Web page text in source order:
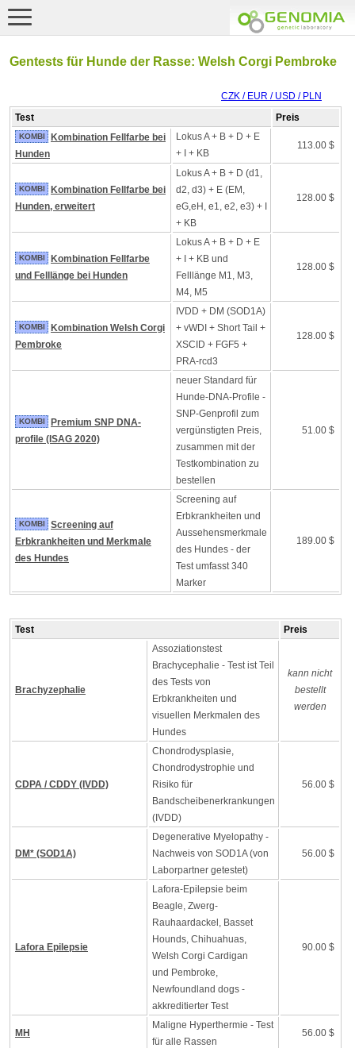
Gentests für Hunde der Rasse: Welsh Corgi Pembroke
CZK / EUR / USD / PLN
Test
Preis
KOMBI
Kombination Fellfarbe bei
Hunden
Lokus A + B + D + E
+ I + KB
113.00 $
KOMBI
Kombination Fellfarbe bei
Hunden, erweitert
Lokus A + B + D (d1,
d2, d3) + E (EM,
eG,eH, e1, e2, e3) + I
+ KB
128.00 $
KOMBI
Kombination Fellfarbe
und Felllänge bei Hunden
Lokus A + B + D + E
+ I + KB und
Felllänge M1, M3,
M4, M5
128.00 $
KOMBI
Kombination Welsh Corgi
Pembroke
IVDD + DM (SOD1A)
+ vWDI + Short Tail +
XSCID + FGF5 +
PRA-rcd3
128.00 $
KOMBI
Premium SNP DNA-
profile (ISAG 2020)
neuer Standard für
Hunde-DNA-Profile -
SNP-Genprofil zum
vergünstigten Preis,
zusammen mit der
Testkombination zu
bestellen
51.00 $
KOMBI
Screening auf
Erbkrankheiten und Merkmale
des Hundes
Screening auf
Erbkrankheiten und
Aussehensmerkmale
des Hundes - der
Test umfasst 340
Marker
189.00 $
Test Preis
Brachyzephalie
Assoziationstest
Brachycephalie - Test ist Teil
des Tests von
Erbkrankheiten und
visuellen Merkmalen des
Hundes
kann nicht
bestellt
werden
CDPA / CDDY (IVDD)
Chondrodysplasie,
Chondrodystrophie und
Risiko für
Bandscheibenerkrankungen
(IVDD)
56.00 $
DM* (SOD1A)
Degenerative Myelopathy -
Nachweis von SOD1A (von
Laborpartner getestet)
56.00 $
Lafora Epilepsie
Lafora-Epilepsie beim
Beagle, Zwerg-
Rauhaardackel, Basset
Hounds, Chihuahuas,
Welsh Corgi Cardigan
und Pembroke,
Newfoundland dogs -
akkreditierter Test
90.00 $
MH
Maligne Hyperthermie - Test
für alle Rassen
56.00 $